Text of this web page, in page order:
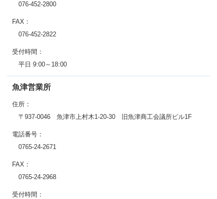
076-452-2800
FAX：
076-452-2822
受付時間：
平日 9:00～18:00
魚津営業所
住所：
〒937-0046 魚津市上村木1-20-30 旧魚津商工会議所ビル1F
電話番号：
0765-24-2671
FAX：
0765-24-2968
受付時間：